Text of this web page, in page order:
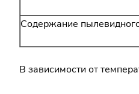
Содержание
В зависимости от